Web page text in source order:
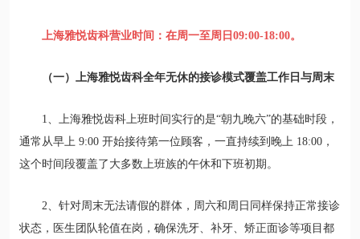
上海雅悦齿科营业时间：在周一至周日09:00-18:00。
（一）上海雅悦齿科全年无休的接诊模式覆盖工作日与周末
1、上海雅悦齿科上班时间实行的是“朝九晚六”的基础时段，
通常从早上 9:00 开始接待第一位顾客，一直持续到晚上 18:00，
这个时间段覆盖了大多数上班族的午休和下班初期。
2、针对周末无法请假的群体，周六和周日同样保持正常接诊
状态，医生团队轮值在岗，确保洗牙、补牙、矫正面诊等项目都